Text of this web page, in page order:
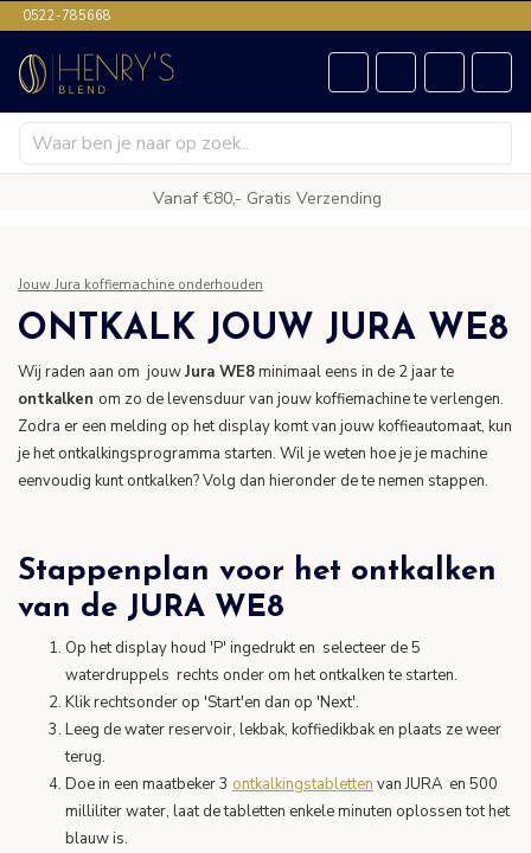
0522-785668
Vanaf €80,- Gratis Verzending
Jouw Jura koffiemachine onderhouden
ONTKALK JOUW JURA WE8
Wij raden aan om jouwJura WE8minimaal eens in de 2 jaar te
ontkalken om zo de levensduur van jouw koffiemachine te verlengen.
Zodra er een melding op het display komt van jouw koffieautomaat, kun
je het ontkalkingsprogramma starten. Wil je weten hoe je je machine
eenvoudig kunt ontkalken? Volg dan hieronder de te nemen stappen.
Stappenplan voor het ontkalken
van de JURA WE8
Op het display houd 'P' ingedrukt en selecteer de 5
waterdruppels rechts onder om het ontkalken te starten.
Klik rechtsonder op 'Start'en dan op 'Next'.
Leeg de water reservoir, lekbak, koffiedikbak en plaats ze weer
terug.
Doe in een maatbeker 3 ontkalkingstabletten van JURA en 500
milliliter water, laat de tabletten enkele minuten oplossen tot het
blauw is.